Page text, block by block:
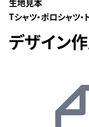
生地見本
Tシャツ・ポロシャツ
デザイン